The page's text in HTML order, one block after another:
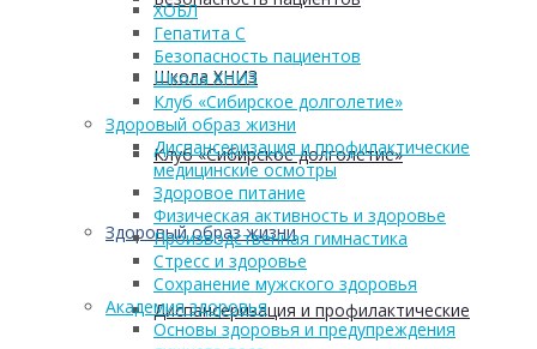
Школа ХНИЗ
Клуб «Сибирское долголетие»
Здоровый образ жизни
Диспансеризация и профилактические
ХОБЛ
Гепатита С
Безопасность пациентов
Школа ХНИЗ
Клуб «Сибирское долголетие»
Здоровый образ жизни
Диспансеризация и профилактические
медицинские осмотры
Здоровое питание
Физическая активность и здоровье
Производственная гимнастика
Стресс и здоровье
Сохранение мужского здоровья
Академия здоровья
Основы здоровья и предупреждения